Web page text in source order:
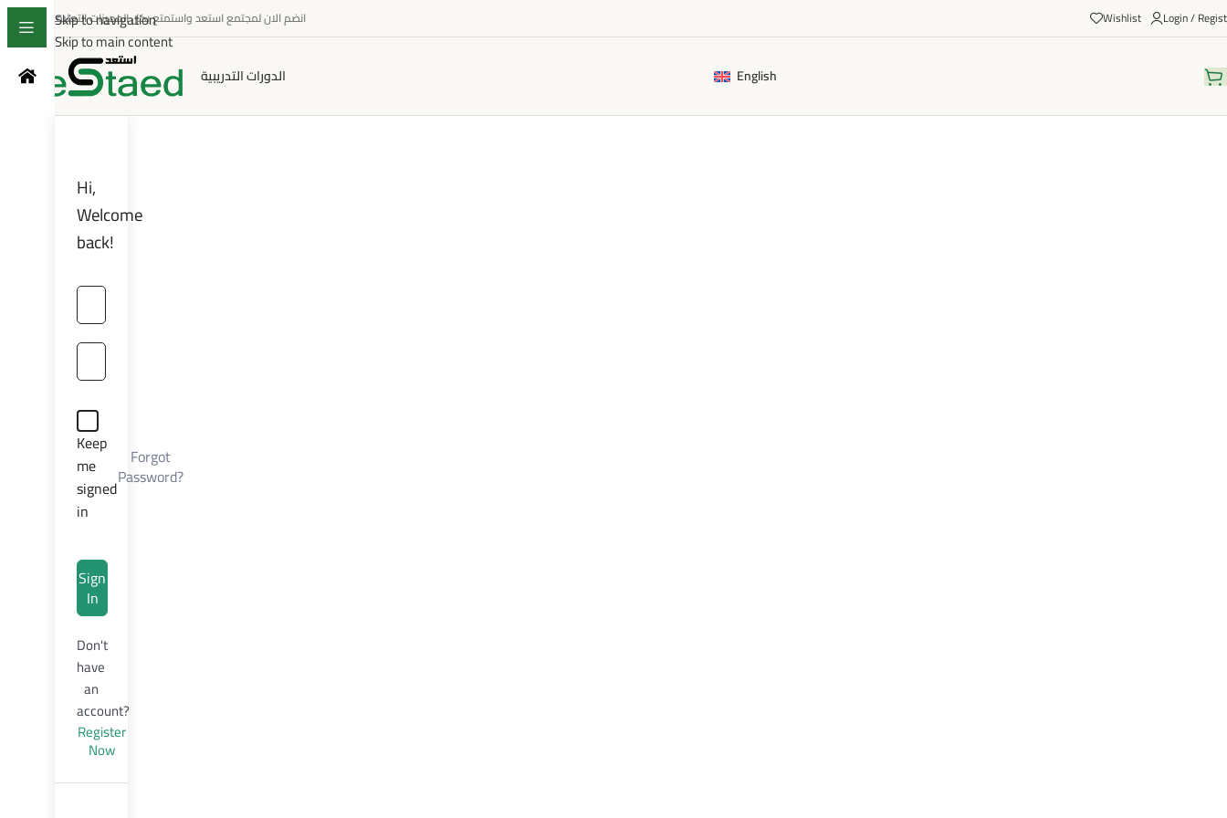
Skip to navigation
Skip to main content
انضم الان لمجتمع استعد واستمتع بكل المميزات التعليمية Wishlist Login /
الدورات التدريبية English
Hi,
Welcome
back!
Keep
me
signed
in
Forgot
Password?
Sign
In
Don't
have
an
account?
Register
Now